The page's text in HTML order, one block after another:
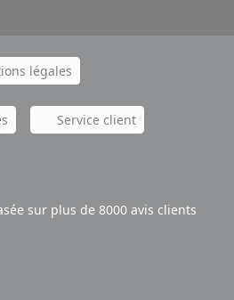
légales
Service client
sur plus de 8000 avis clients